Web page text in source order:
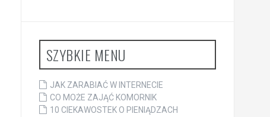
SZYBKIE MENU
JAK ZARABIAĆ W INTERNECIE
CO MOŻE ZAJĄĆ KOMORNIK
10 CIEKAWOSTEK O PIENIĄDZACH